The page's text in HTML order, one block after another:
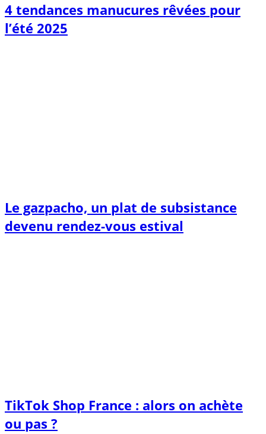
4 tendances manucures rêvées pour
l’été 2025
Le gazpacho, un plat de subsistance
devenu rendez-vous estival
TikTok Shop France : alors on achète
ou pas ?